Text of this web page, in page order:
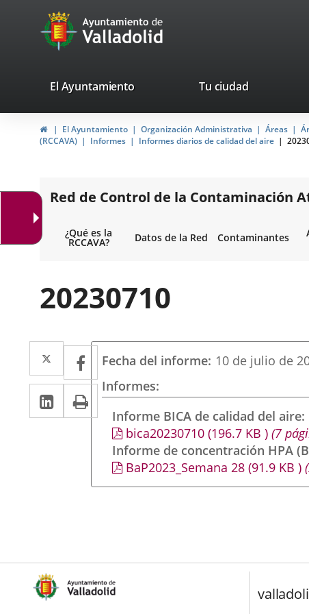
Portal
Web
Ayuntamiento
de
Valladolid
valladolid.es
El Ayuntamiento Tu ciudad
InicioEl Ayuntamiento Organización Administrativa Áreas
(RCCAVA)
Informes Informes diarios de calidad del aire
Red de Control de la Contaminación
¿Qué es la
RCCAVA? Datos de la Red Contaminantes
20230710
Twitter
Enlace
a
una
aplicación
externa.
Facebook
Enlace
a
una
aplicación
externa.
LinkedIn
Enlace
a
aplicación
externa.
Imprimir
Fecha del informe 10 de julio de
Informes
Informe BICA de calidad del aire
bica20230710(196.7 KB )(7
Informe de concentración HPA
BaP2023_Semana 28(91.9 KB )